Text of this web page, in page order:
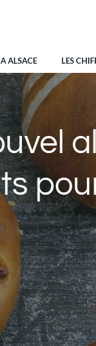
ALSACE LES